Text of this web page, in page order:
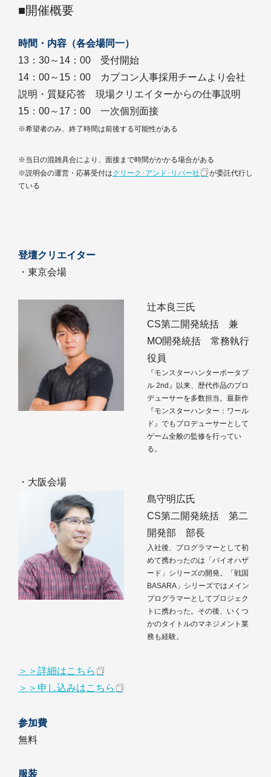
■開催概要
時間・内容（各会場同一）
13：30～14：00 受付開始
14：00～15：00 カプコン人事採用チームより会社
説明・質疑応答 現場クリエイターからの仕事説明
15：00～17：00 一次個別面接
※希望者のみ、終了時間は前後する可能性がある
※当日の混雑具合により、面接まで時間がかかる場合がある
※説明会の運営・応募受付はクリーク･アンド･リバー社
が委託代行し
ている
登壇クリエイター
・東京会場
辻本良三氏
CS第二開発統括 兼
MO開発統括 常務執行
役員
『モンスターハンターポータブ
ル 2nd』以来、歴代作品のプロ
デューサーを多数担当。最新作
『モンスターハンター：ワール
ド』でもプロデューサーとして
ゲーム全般の監修を行ってい
る。
・大阪会場
島守明広氏
CS第二開発統括 第二
開発部 部長
入社後、プログラマーとして初
めて携わったのは「バイオハザ
ード」シリーズの開発。「戦国
BASARA」シリーズではメイン
プログラマーとしてプロジェク
トに携わった。その後、いくつ
かのタイトルのマネジメント業
務も経験。
＞＞詳細はこちら
＞＞申し込みはこちら
参加費
無料
服装